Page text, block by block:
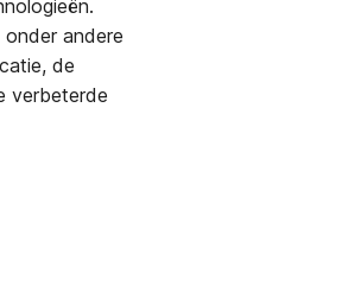
andere
de
verbeterde